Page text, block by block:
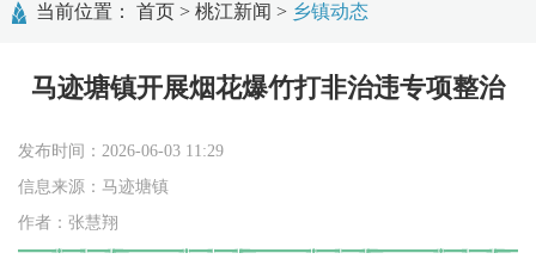
当前位置： 首页 > 桃江新闻 > 乡镇动态
马迹塘镇开展烟花爆竹打非治违专项整治
发布时间：2026-06-03 11:29
信息来源：马迹塘镇
作者：张慧翔